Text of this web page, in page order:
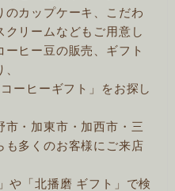
のカップケーキ、こだわ
クリームなどもご用意し
ヒー豆の販売、ギフト
ーヒーギフト」をお探し
市・加東市・加西市・三
も多くのお客様にご来店
や「北播磨 ギフト」で検